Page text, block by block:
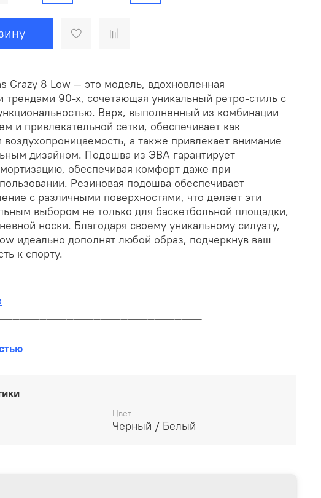
Crazy 8 Low — это модель, вдохновленная
трендами 90-х, сочетающая уникальный ретро-стиль с
Верх, выполненный из комбинации
и привлекательной сетки, обеспечивает как
воздухопроницаемость, а также привлекает внимание
дизайном. Подошва из ЭВА гарантирует
обеспечивая комфорт даже при
Резиновая подошва обеспечивает
с различными поверхностями, что делает эти
выбором не только для баскетбольной площадки,
носки. Благодаря своему уникальному силуэту,
идеально дополнят любой образ, подчеркнув ваш
к спорту.
10 до 14 дней
Цвет
Черный / Белый